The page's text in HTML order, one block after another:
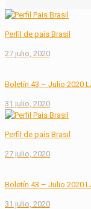
Perfil de país Brasil
27 julio, 2020
Boletín 43 – Julio 2020
31 julio, 2020
Perfil de país Brasil
27 julio, 2020
Boletín 43 – Julio 2020
31 julio, 2020